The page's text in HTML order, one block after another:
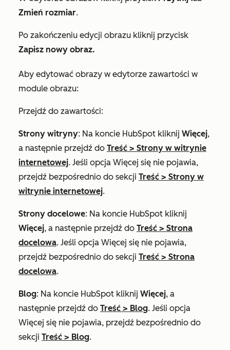
Zmień rozmiar.
Po zakończeniu edycji obrazu kliknij przycisk
Zapisz nowy obraz.
Aby edytować obrazy w edytorze zawartości w
module obrazu:
Przejdź do zawartości:
Strony witryny: Na koncie HubSpot kliknij Więcej,
a następnie przejdź do Treść > Strony w witrynie
internetowej. Jeśli opcja Więcej się nie pojawia,
przejdź bezpośrednio do sekcji Treść > Strony w
witrynie internetowej.
Strony docelowe: Na koncie HubSpot kliknij
Więcej, a następnie przejdź do Treść > Strona
docelowa. Jeśli opcja Więcej się nie pojawia,
przejdź bezpośrednio do sekcji Treść > Strona
docelowa.
Blog: Na koncie HubSpot kliknij Więcej, a
następnie przejdź do Treść > Blog. Jeśli opcja
Więcej się nie pojawia, przejdź bezpośrednio do
sekcji Treść > Blog.